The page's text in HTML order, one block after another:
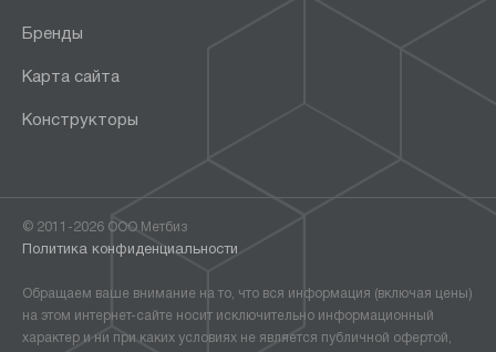
Бренды
Карта сайта
Конструкторы
© 2011-2026 ООО Метбиз
Политика конфиденциальности
Обращаем ваше внимание на то, что вся информация (включая цены)
на этом интернет-сайте носит исключительно информационный
характер и ни при каких условиях не является публичной офертой,